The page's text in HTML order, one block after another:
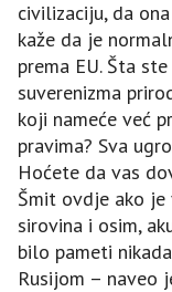
civilizaciju, da
kaže da je
prema EU. Šta
suverenizma
koji nameće već
pravima? Sva
Hoćete da vas
Šmit ovdje ako je
sirovina i osim,
bilo pameti
Rusijom – naveo